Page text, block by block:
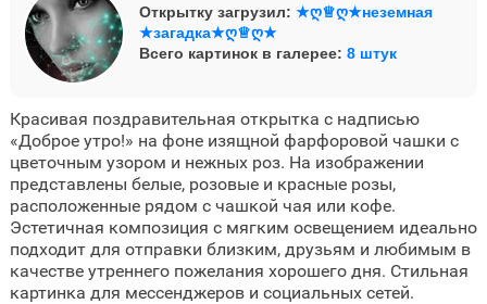
Открытку загрузил: ★ღ♕ღ★неземная
★загадка★ღ♕ღ★
Всего картинок в галерее: 8 штук
Красивая поздравительная открытка с надписью
«Доброе утро!» на фоне изящной фарфоровой чашки с
цветочным узором и нежных роз. На изображении
представлены белые, розовые и красные розы,
расположенные рядом с чашкой чая или кофе.
Эстетичная композиция с мягким освещением идеально
подходит для отправки близким, друзьям и любимым в
качестве утреннего пожелания хорошего дня. Стильная
картинка для мессенджеров и социальных сетей.